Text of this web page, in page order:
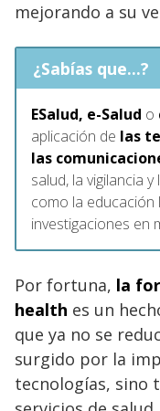
mejorando a su
¿Sabías que...?
ESalud, e-Salud o
aplicación de las
las
salud, la vigilancia
como la educación
investigaciones en
Por fortuna, la
health es un
que ya no se
surgido por la
tecnologías, sino